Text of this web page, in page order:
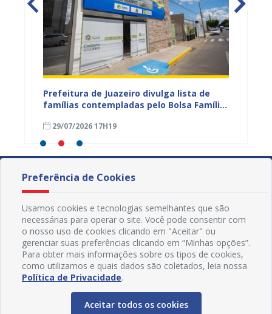
Prefeitura de Juazeiro divulga lista de
famílias contempladas pelo Bolsa Família
29/07/2026 17H19
Preferência de Cookies
Usamos cookies e tecnologias semelhantes que são
necessárias para operar o site. Você pode consentir com
o nosso uso de cookies clicando em "Aceitar" ou
gerenciar suas preferências clicando em “Minhas opções”.
Para obter mais informações sobre os tipos de cookies,
como utilizamos e quais dados são coletados, leia nossa
Política de Privacidade.
Aceitar todos os cookies